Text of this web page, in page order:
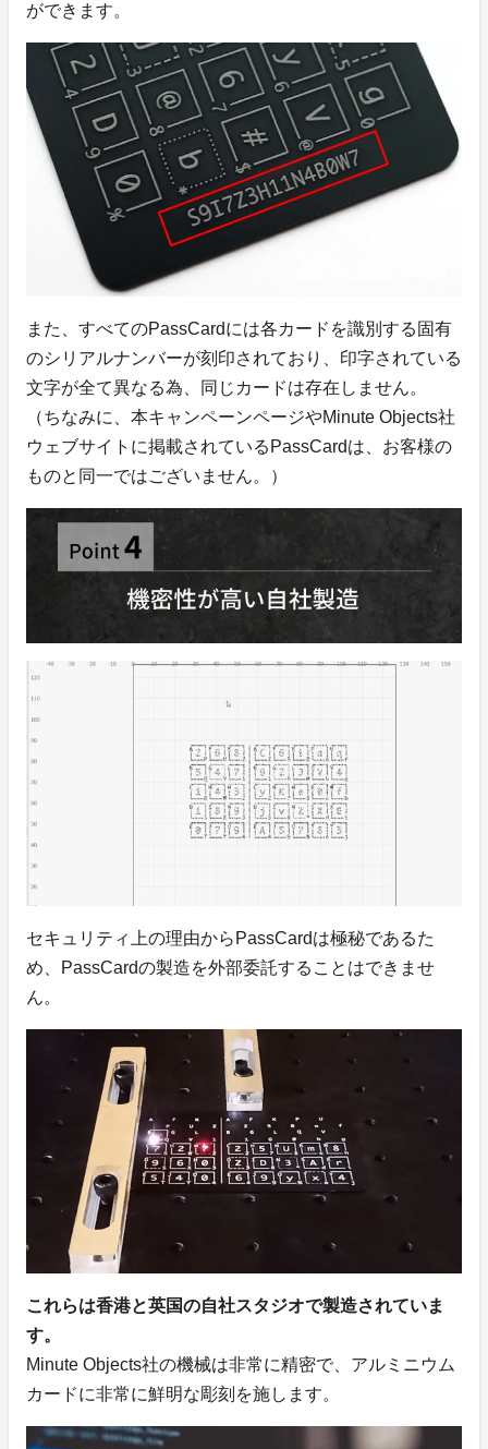
ができます。
また、すべてのPassCardには各カードを識別する 固有
のシリアルナンバーが刻印されており、印字されている
文字が全て異なる為、同じカードは存在しません。
（ちなみに、本キャンペーンページやMinute Objects社
ウェブサイトに掲載されているPassCardは、お客様の
ものと同一ではございません。）
セキュリティ上の理由からPassCardは極秘であるた
め、PassCardの製造を外部委託することはできませ
ん。
これらは香港と英国の自社スタジオで製造されていま
す。
Minute Objects社の機械は非常に精密で、アルミニウム
カードに非常に鮮明な彫刻を施します。